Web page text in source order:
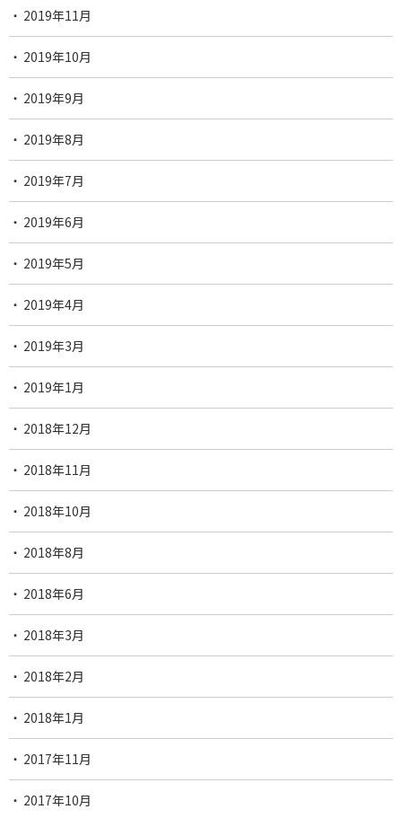
2019年11月
2019年10月
2019年9月
2019年8月
2019年7月
2019年6月
2019年5月
2019年4月
2019年3月
2019年1月
2018年12月
2018年11月
2018年10月
2018年8月
2018年6月
2018年3月
2018年2月
2018年1月
2017年11月
2017年10月